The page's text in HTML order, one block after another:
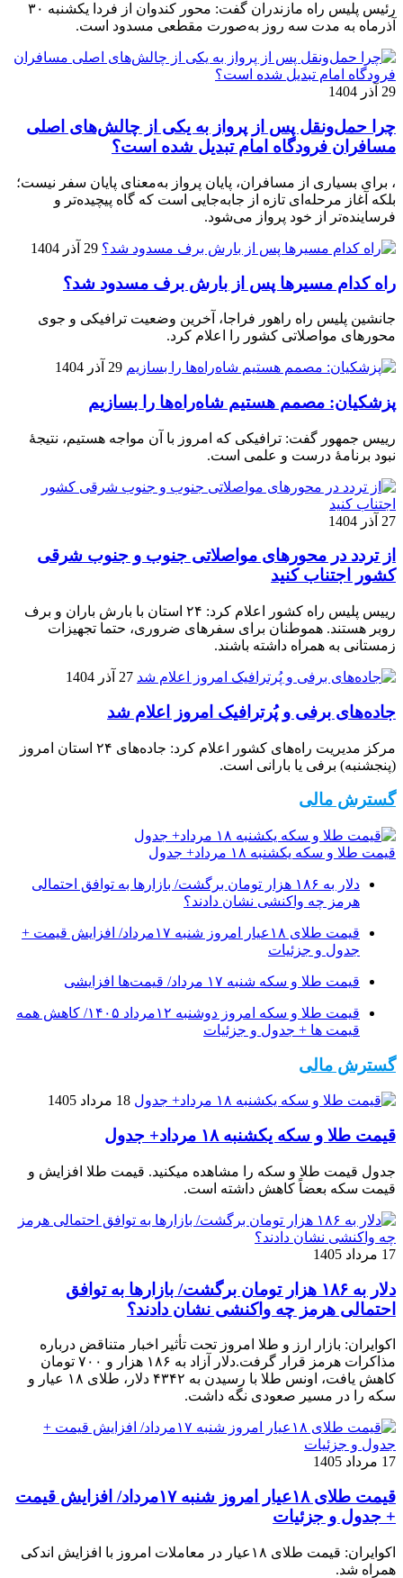
رئیس پلیس راه مازندران گفت: محور کندوان از فردا یکشنبه ۳۰
آذرماه به مدت سه روز به‌صورت مقطعی مسدود است.
29 آذر 1404
چرا حمل‌ونقل پس از پرواز به یکی از چالش‌های اصلی
مسافران فرودگاه امام تبدیل شده است؟
، برای بسیاری از مسافران، پایان پرواز به‌معنای پایان سفر نیست؛
بلکه آغاز مرحله‌ای تازه از جابه‌جایی است که گاه پیچیده‌تر و
فرساینده‌تر از خود پرواز می‌شود.
29 آذر 1404
راه کدام مسیرها پس از بارش برف مسدود شد؟
جانشین پلیس راه راهور فراجا، آخرین وضعیت ترافیکی و جوی
محورهای مواصلاتی کشور را اعلام کرد.
29 آذر 1404
پزشکیان: مصمم هستیم شاه‌راه‌ها را بسازیم
رییس جمهور گفت: ترافیکی که امروز با آن مواجه هستیم، نتیجۀ
نبود برنامۀ درست و علمی است.
27 آذر 1404
از تردد در محورهای مواصلاتی جنوب و جنوب شرقی
کشور اجتناب کنید
رییس پلیس راه کشور اعلام کرد: ۲۴ استان با بارش باران و برف
روبر هستند. هموطنان برای سفرهای ضروری، حتما تجهیزات
زمستانی به همراه داشته باشند.
27 آذر 1404
جاده‌های برفی و پُرترافیک امروز اعلام شد
مرکز مدیریت راه‌های کشور اعلام کرد: جاده‌های ۲۴ استان امروز
(پنجشنبه) برفی یا بارانی است.
گسترش مالی
قیمت طلا و سکه یکشنبه ۱۸ مرداد+ جدول
دلار به ۱۸۶ هزار تومان برگشت/ بازارها به توافق احتمالی
هرمز چه واکنشی نشان دادند؟
قیمت طلای ۱۸عیار امروز شنبه ۱۷مرداد/ افزایش قیمت +
جدول و جزئیات
قیمت طلا و سکه شنبه ۱۷ مرداد/ قیمت‌ها افزایشی
قیمت طلا و سکه امروز دوشنبه ۱۲مرداد ۱۴۰۵/ کاهش همه
قیمت ها + جدول و جزئیات
گسترش مالی
18 مرداد 1405
قیمت طلا و سکه یکشنبه ۱۸ مرداد+ جدول
جدول قیمت طلا و سکه را مشاهده میکنید. قیمت‌ طلا افزایش و
قیمت سکه بعضاً کاهش داشته است.
17 مرداد 1405
دلار به ۱۸۶ هزار تومان برگشت/ بازارها به توافق
احتمالی هرمز چه واکنشی نشان دادند؟
اکوایران: بازار ارز و طلا امروز تحت تأثیر اخبار متناقض درباره
مذاکرات هرمز قرار گرفت.دلار آزاد به ۱۸۶ هزار و ۷۰۰ تومان
کاهش یافت، اونس طلا با رسیدن به ۴۳۴۲ دلار، طلای ۱۸ عیار و
سکه را در مسیر صعودی نگه داشت.
17 مرداد 1405
قیمت طلای ۱۸عیار امروز شنبه ۱۷مرداد/ افزایش قیمت
+ جدول و جزئیات
اکوایران: قیمت طلای ۱۸عیار در معاملات امروز با افزایش اندکی
همراه شد.